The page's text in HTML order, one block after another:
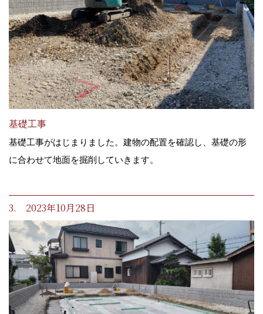
基礎工事
基礎工事がはじまりました。建物の配置を確認し、基礎の形
に合わせて地面を掘削していきます。
3. 2023年10月28日